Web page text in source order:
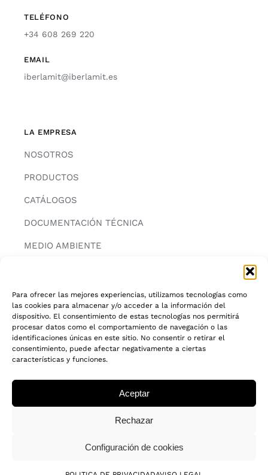
Para ofrecer las mejores experiencias, utilizamos tecnologías como
las cookies para almacenar y/o acceder a la información del
dispositivo. El consentimiento de estas tecnologías nos permitirá
procesar datos como el comportamiento de navegación o las
identificaciones únicas en este sitio. No consentir o retirar el
consentimiento, puede afectar negativamente a ciertas
características y funciones.
Aceptar
Rechazar
Configuración de cookies
TELÉFONO
+34 608 269 220
EMAIL
iberlamit@iberlamit.es
LA EMPRESA
NOSOTROS
PRODUCTOS
CATÁLOGOS
DOCUMENTACIÓN TÉCNICA
MEDIO AMBIENTE
INFORMACIÓN
AVISO LEGAL
POLITICA DE PRIVACIDAD
CADENA DE CUSTODIA FSC®